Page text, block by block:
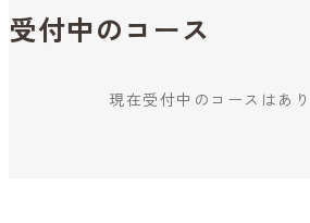
受付中のコース
現在受付中のコースはあり